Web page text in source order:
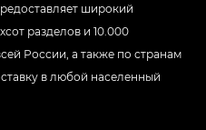
широкий
разделов и 10.000
России, а также по странам
в любой населенный